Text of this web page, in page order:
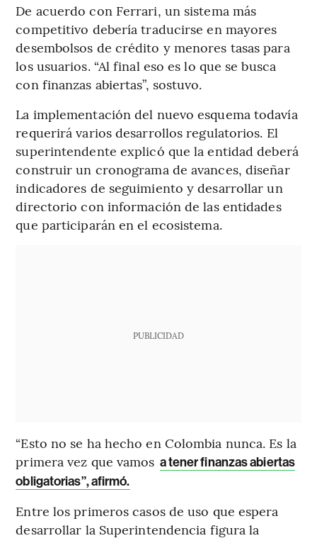
De acuerdo con Ferrari, un sistema más
competitivo debería traducirse en mayores
desembolsos de crédito y menores tasas para
los usuarios. “Al final eso es lo que se busca
con finanzas abiertas”, sostuvo.
La implementación del nuevo esquema todavía
requerirá varios desarrollos regulatorios. El
superintendente explicó que la entidad deberá
construir un cronograma de avances, diseñar
indicadores de seguimiento y desarrollar un
directorio con información de las entidades
que participarán en el ecosistema.
PUBLICIDAD
“Esto no se ha hecho en Colombia nunca. Es la
primera vez que vamos a tener finanzas abiertas
obligatorias”, afirmó.
Entre los primeros casos de uso que espera
desarrollar la Superintendencia figura la